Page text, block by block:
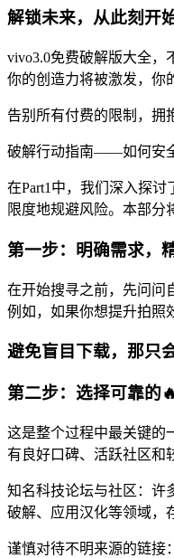
解锁未来，从此刻开
vivo3.0免费破解版大全，
你的创造力将被激发，你
告别所有付费的限制，拥
破解行动指南——如何安
在Part1中，我们深入探
限度地规避风险。本部分
第一步：明确需求，
在开始搜寻之前，先问问
例如，如果你想提升拍照
避免盲目下载，那只
第二步：选择可靠的
这是整个过程中最关键的
有良好口碑、活跃社区和
知名科技论坛与社区：许
破解、应用汉化等领域，
谨慎对待不明来源的链接